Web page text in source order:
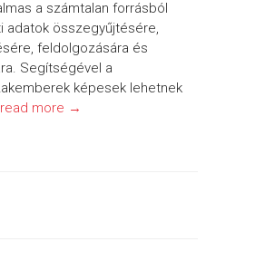
a számtalan forrásból
adatok összegyűjtésére,
feldolgozására és
Segítségével a
képesek lehetnek
read more →